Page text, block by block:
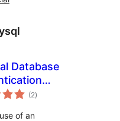
Database
(2vērtējumu
kopsumma
)
of an